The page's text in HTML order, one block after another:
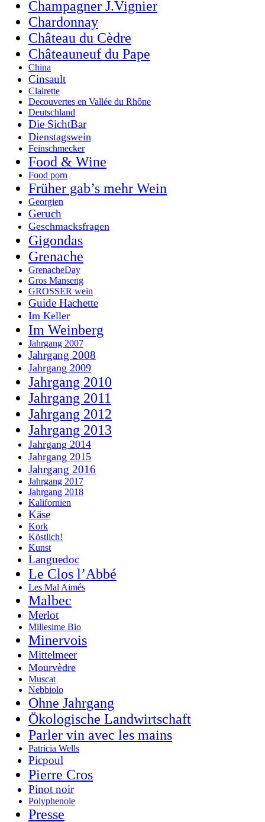
Champagner J.Vignier
Chardonnay
Château du Cèdre
Châteauneuf du Pape
China
Cinsault
Clairette
Decouvertes en Vallée du Rhône
Deutschland
Die SichtBar
Dienstagswein
Feinschmecker
Food & Wine
Food porn
Früher gab’s mehr Wein
Georgien
Geruch
Geschmacksfragen
Gigondas
Grenache
GrenacheDay
Gros Manseng
GROSSER wein
Guide Hachette
Im Keller
Im Weinberg
Jahrgang 2007
Jahrgang 2008
Jahrgang 2009
Jahrgang 2010
Jahrgang 2011
Jahrgang 2012
Jahrgang 2013
Jahrgang 2014
Jahrgang 2015
Jahrgang 2016
Jahrgang 2017
Jahrgang 2018
Kalifornien
Käse
Kork
Köstlich!
Kunst
Languedoc
Le Clos l’Abbé
Les Mal Aimés
Malbec
Merlot
Millesime Bio
Minervois
Mittelmeer
Mourvèdre
Muscat
Nebbiolo
Ohne Jahrgang
Ökologische Landwirtschaft
Parler vin avec les mains
Patricia Wells
Picpoul
Pierre Cros
Pinot noir
Polyphenole
Presse